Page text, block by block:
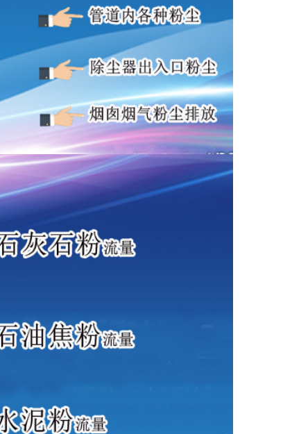
，水泥厂的窑头粉尘监测需满足超低排放
适当降低精度要求，但仍需保证稳定性。
”，但实际用户反馈“2年后激光衰减严
其价值不仅在于“买得起”，更在于“用得
务完善的产品，即使初始价格略高，长期
比均衡的中端产品（而非最低价），避免
在线式粉尘检测仪，便携式粉尘检测仪，